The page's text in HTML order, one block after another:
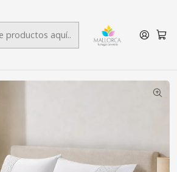
Sábanas King
180 Hilos Broderie Blanco King